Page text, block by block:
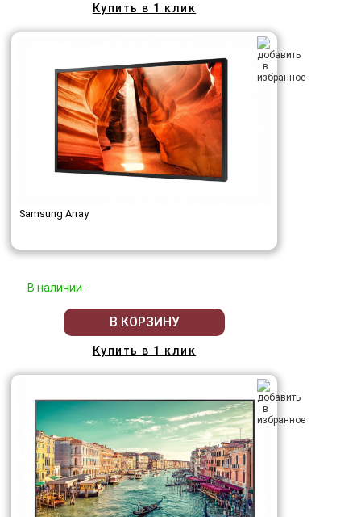
Купить в 1 клик
Samsung Array
В наличии
В КОРЗИНУ
Купить в 1 клик